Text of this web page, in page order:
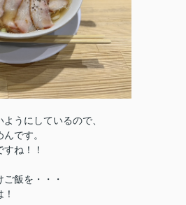
うにしているので、
です。
ね！！
飯を・・・